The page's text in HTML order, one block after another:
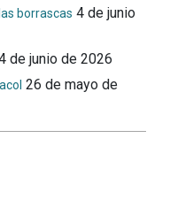
borrascas 4 de junio
de junio de 2026
26 de mayo de